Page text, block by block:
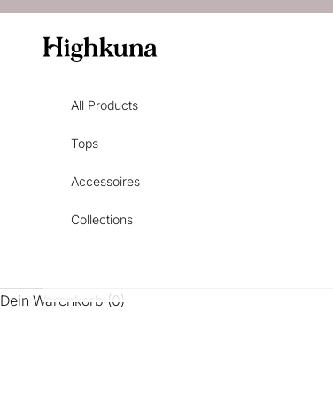
Highkuna
All Products
Tops
Accessoires
Collections
Dein Warenkorb (0)